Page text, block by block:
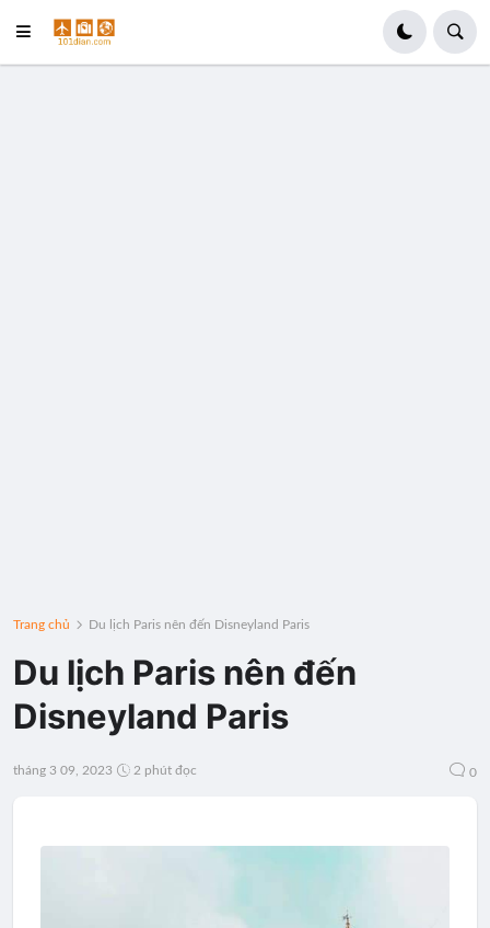
Trang chủ Du lịch Paris nên đến Disneyland Paris
Du lịch Paris nên đến
Disneyland Paris
tháng 3 09, 2023 2 phút đọc 0